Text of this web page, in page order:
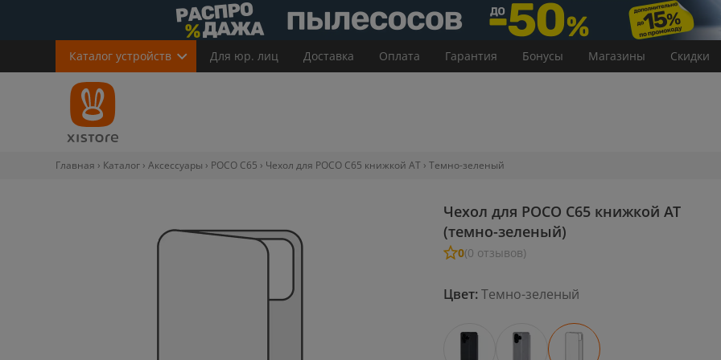
Каталог устройств Для юр. лиц Доставка Оплата Гарантия Бонусы Магазины Скидки
Главная Каталог Аксессуары POCO C65 Чехол для POCO C65 книжкой AT Темно-зеленый
Чехол для POCO C65 книжкой AT
(темно-зеленый)
0(0 отзывов)
Цвет:Темно-зеленый